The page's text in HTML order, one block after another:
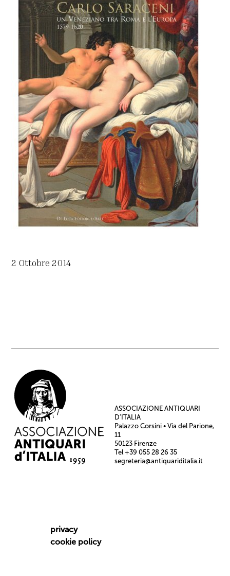
2 Ottobre 2014
ASSOCIAZIONE ANTIQUARI
D’ITALIA
Palazzo Corsini • Via del Parione,
11
50123 Firenze
Tel +39 055 28 26 35
segreteria@antiquariditalia.it
privacy
cookie policy